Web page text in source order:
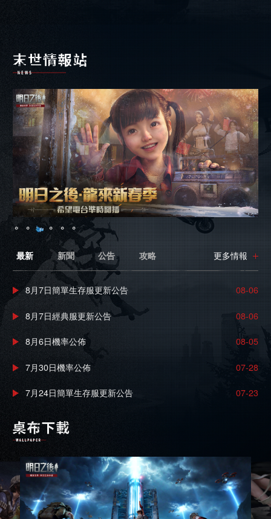
最新 新聞 公告 攻略 更多情報
8月7日簡單生存服更新公告 08-06
8月7日經典服更新公告 08-06
8月6日機率公佈 08-05
7月30日機率公佈 07-28
7月24日簡單生存服更新公告 07-23